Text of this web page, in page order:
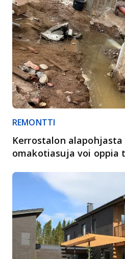
REMONTTI
Kerrostalon
omakotiasuja voi oppia